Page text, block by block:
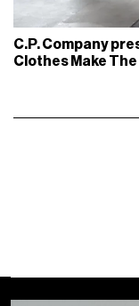
C.P. Company
Clothes Make